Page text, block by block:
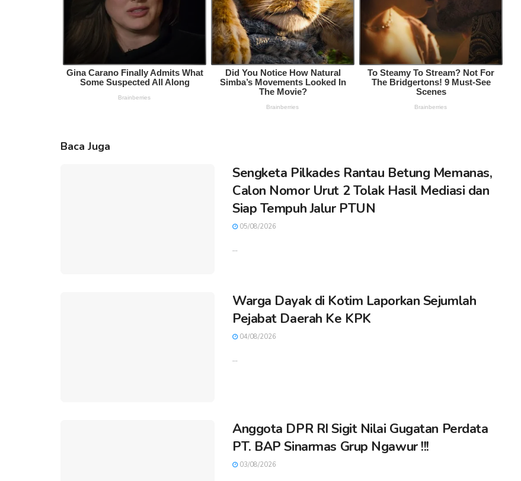
Baca Juga
Sengketa Pilkades Rantau Betung Memanas,
Calon Nomor Urut 2 Tolak Hasil Mediasi dan
Siap Tempuh Jalur PTUN
05/08/2026
Warga Dayak di Kotim Laporkan Sejumlah
Pejabat Daerah Ke KPK
04/08/2026
Anggota DPR RI Sigit Nilai Gugatan Perdata
PT. BAP Sinarmas Grup Ngawur !!!
03/08/2026